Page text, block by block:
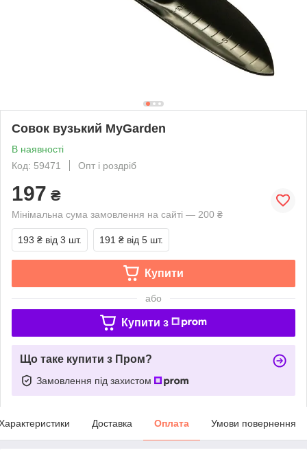
Совок вузький MyGarden
В наявності
Код: 59471
Опт і роздріб
197 ₴
Мінімальна сума замовлення на сайті — 200 ₴
193 ₴ від 3 шт. 191 ₴ від 5 шт.
Купити
або
Купити з
Що таке купити з Пром?
Замовлення під захистом
Доставка Оплата Умови повернення